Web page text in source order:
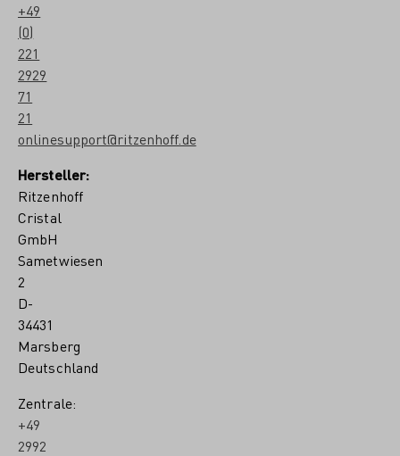
+49
(0)
221
2929
71
21
onlinesupport@ritzenhoff.de
Hersteller:
Ritzenhoff
Cristal
GmbH
Sametwiesen
2
D-
34431
Marsberg
Deutschland
Zentrale:
+49
2992